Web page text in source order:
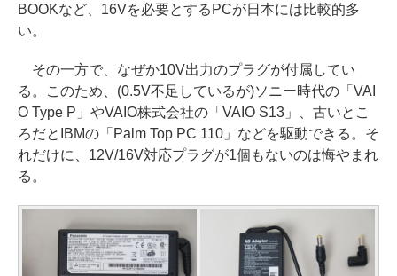
BOOKなど、16Vを必要とするPCが日本には比較的多
い。
その一方で、なぜか10V出力のプラグが付属してい
る。このため、(0.5V不足しているが)ソニー時代の「VAI
O Type P」やVAIO株式会社の「VAIO S13」、古いとこ
ろだとIBMの「Palm Top PC 110」などを駆動できる。そ
れだけに、12V/16V対応プラグが1個もないのは悔やまれ
る。